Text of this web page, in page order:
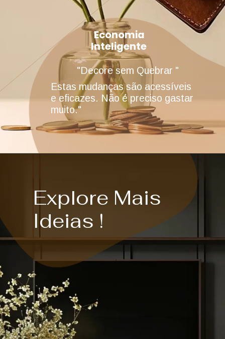
"Decore sem Quebrar "
Estas mudanças são acessíveis
e eficazes. Não é preciso gastar
muito."
Economia
Inteligente
Explore Mais
Ideias !